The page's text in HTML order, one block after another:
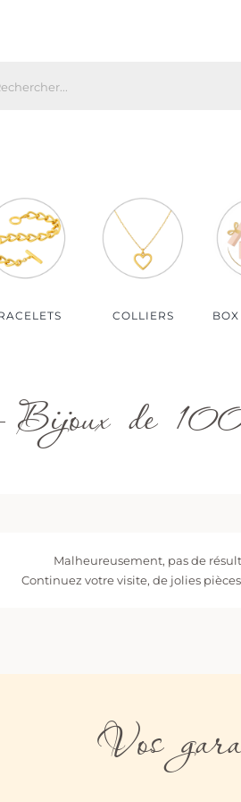
Bijoux Argent
Bijoux Plaqué Or
Bijoux Plaqué Or Rosé
COLLIERS
Bijoux de
Malheureusement, pas de
Continuez votre visite, de jolies
Vos